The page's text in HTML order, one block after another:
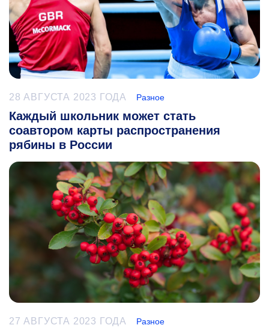
28 АВГУСТА 2023 ГОДА Разное
Каждый школьник может стать
соавтором карты распространения
рябины в России
27 АВГУСТА 2023 ГОДА Разное